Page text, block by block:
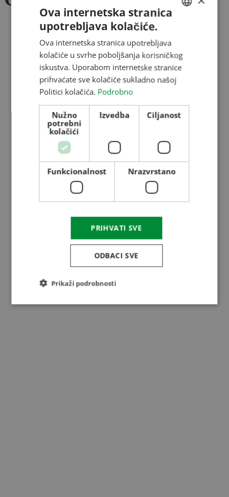
Sistemi za provetravanje
Preklopke
Ljestve i podesti
Cjevi i obujnice
Rotacioni dozator
Agregat za hlađenje
Sistemi za merenje temperature
Sistemi za provetravanje
ENGLISH
ROMANIAN
CROATIAN
Ova internetska stranica
upotrebljava kolačiće.
Ova internetska stranica upotrebljava
kolačiće u svrhe poboljšanja korisničkog
iskustva. Uporabom internetske stranice
prihvaćate sve kolačiće sukladno našoj
Politici kolačića. Podrobno
Nužno
potrebni
kolačići
Izvedba Ciljanost
Funkcionalnost Nrazvrstano
PRIHVATI SVE
ODBACI SVE
Prikaži podrobnosti